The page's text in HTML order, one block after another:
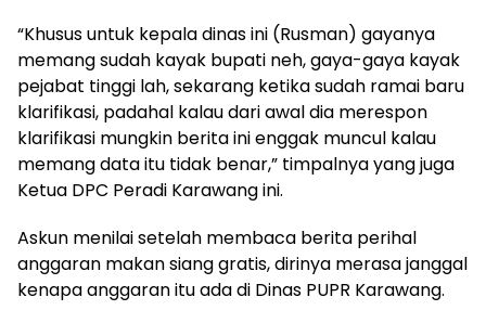
“Khusus untuk kepala dinas ini (Rusman) gayanya
memang sudah kayak bupati neh, gaya-gaya kayak
pejabat tinggi lah, sekarang ketika sudah ramai baru
klarifikasi, padahal kalau dari awal dia merespon
klarifikasi mungkin berita ini enggak muncul kalau
memang data itu tidak benar,” timpalnya yang juga
Ketua DPC Peradi Karawang ini.
Askun menilai setelah membaca berita perihal
anggaran makan siang gratis, dirinya merasa janggal
kenapa anggaran itu ada di Dinas PUPR Karawang.